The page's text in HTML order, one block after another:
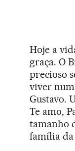
Hoje a
graça. O
precioso
viver
Gustavo.
Te amo,
tamanho
família